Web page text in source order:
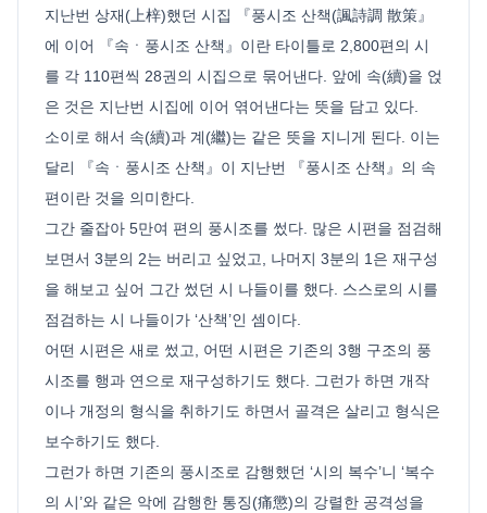
지난번 상재(上梓)했던 시집 『풍시조 산책(諷詩調 散策』
에 이어 『속ㆍ풍시조 산책』이란 타이틀로 2,800편의 시
를 각 110편씩 28권의 시집으로 묶어낸다. 앞에 속(續)을 얹
은 것은 지난번 시집에 이어 엮어낸다는 뜻을 담고 있다.
소이로 해서 속(續)과 계(繼)는 같은 뜻을 지니게 된다. 이는
달리 『속ㆍ풍시조 산책』이 지난번 『풍시조 산책』의 속
편이란 것을 의미한다.
그간 줄잡아 5만여 편의 풍시조를 썼다. 많은 시편을 점검해
보면서 3분의 2는 버리고 싶었고, 나머지 3분의 1은 재구성
을 해보고 싶어 그간 썼던 시 나들이를 했다. 스스로의 시를
점검하는 시 나들이가 ‘산책’인 셈이다.
어떤 시편은 새로 썼고, 어떤 시편은 기존의 3행 구조의 풍
시조를 행과 연으로 재구성하기도 했다. 그런가 하면 개작
이나 개정의 형식을 취하기도 하면서 골격은 살리고 형식은
보수하기도 했다.
그런가 하면 기존의 풍시조로 감행했던 ‘시의 복수’니 ‘복수
의 시’와 같은 악에 감행한 통징(痛懲)의 강렬한 공격성을